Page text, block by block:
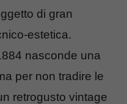
di gran
estetica.
nasconde una
per non tradire le
retrogusto vintage